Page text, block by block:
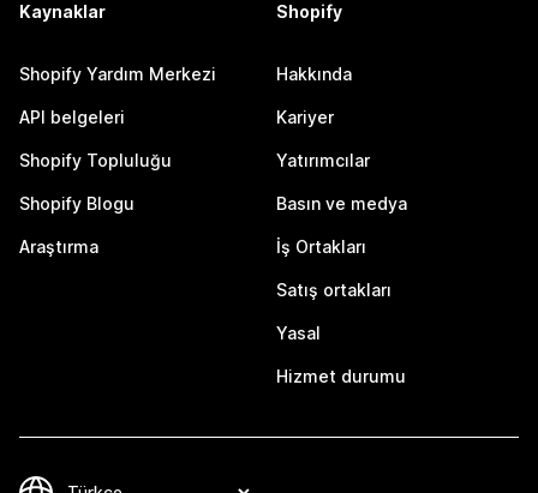
Kaynaklar
Shopify Yardım Merkezi
API belgeleri
Shopify Topluluğu
Shopify Blogu
Araştırma
Shopify
Hakkında
Kariyer
Yatırımcılar
Basın ve medya
İş Ortakları
Satış ortakları
Yasal
Hizmet durumu